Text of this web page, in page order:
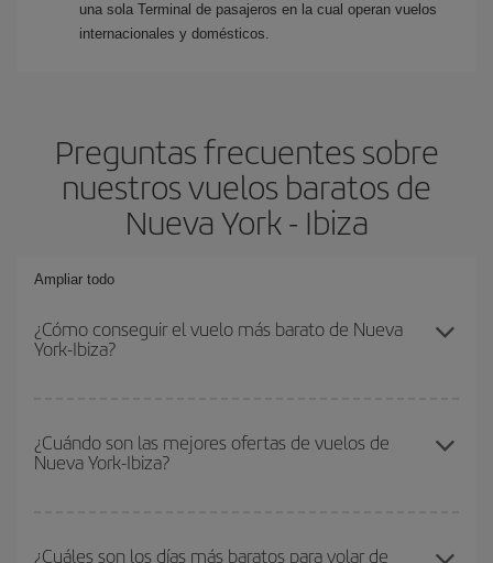
una sola Terminal de pasajeros en la cual operan vuelos
internacionales y domésticos.
Preguntas frecuentes sobre
nuestros vuelos baratos de
Nueva York - Ibiza
Ampliar todo
¿Cómo conseguir el vuelo más barato de Nueva
York-Ibiza?
conseguir el vuelo más barato si evitas temporadas altas,
compras con antelación y puedes ser flexible con las fechas y
¿Cuándo son las mejores ofertas de vuelos de
Nueva York-Ibiza?
temporadas altas
. Aunque depende de tu destino, por lo general
¿Cuáles son los días más baratos para volar de